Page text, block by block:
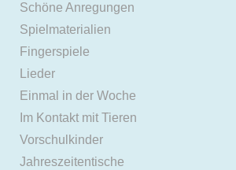
Schöne Anregungen
Spielmaterialien
Fingerspiele
Lieder
Einmal in der Woche
Im Kontakt mit Tieren
Vorschulkinder
Jahreszeitentische